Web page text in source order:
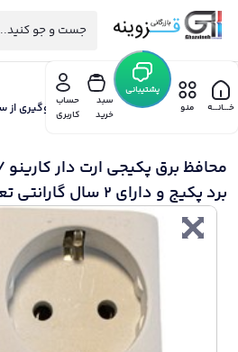
خـــانـــه منو
پشتیبانی
سبد
خرید
حساب
کاربری
خانه
لوازم پکیج و رادیاتور کارینو
محافظ برق پکیجی ارت دار
برد پکیج و دارای 2 سال گارانتی تعویض